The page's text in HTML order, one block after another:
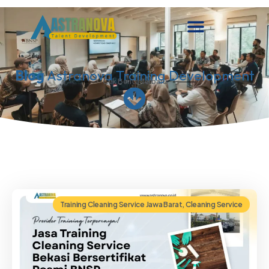
Lewati
konten
BlogAstranova Training Development
Cek Berita Terbaru
Training Cleaning Service Jawa Barat, Cleaning Service